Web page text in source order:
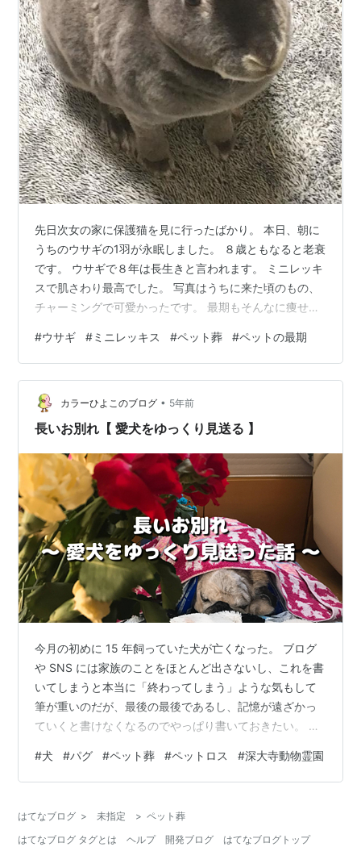
先日次女の家に保護猫を見に行ったばかり。 本日、朝に
うちのウサギの1羽が永眠しました。 ８歳ともなると老衰
です。 ウサギで８年は長生きと言われます。 ミニレッキ
スで肌さわり最高でした。 写真はうちに来た頃のもの、
チャーミングで可愛かったです。 最期もそんなに痩せず
とほとんどその最期を看取ることになります。 dogo-
forestgarden.com 道後フォレストガーデンさんで火葬し
てもらうことにしました。 12時からお別れの会も用意し
てくれてとても担当の方の丁寧な対応で感動しました。
たかがペットでセレモニーという人もいますが、ペット
#ウサギ #ミニレッキス #ペット葬 #ペットの最期
カラーひよこのブログ • 5年前
長いお別れ【 愛犬をゆっくり見送る 】
今月の初めに 15 年飼っていた犬が亡くなった。 ブログ
や SNS には家族のことをほとんど出さないし、これを書
いてしまうと本当に「終わってしまう」ような気もして
筆が重いのだが、最後の最後であるし、記憶が遠ざかっ
ていくと書けなくなるのでやっぱり書いておきたい。 亡
対処 関連リンク 亡くなるまでの経過 先月の半ば頃に腰
が立ちにくくなってオシッコが出にくくなった。動物病
ていて、それが出口に詰まっているとの事。尿道カテー
テルというのだろうか、管を通して水圧で石を膀胱に押
#犬 #パグ #ペット葬 #ペットロス #深大寺動物霊園
はてなブログ > 未指定 > ペット葬
はてなブログ タグとは
ヘルプ 開発ブログ はてなブログトップ